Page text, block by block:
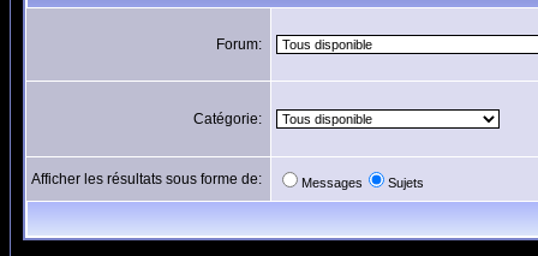
Forum:
Catégorie:
Afficher les résultats sous forme de: Messages Sujets